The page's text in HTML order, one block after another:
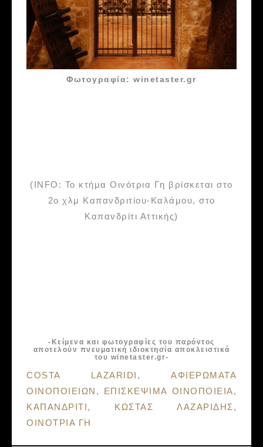
Φωτογραφία: winetaster.gr
(INFO: Το κτήμα Οινότρια Γη βρίσκεται στο
2ο χλμ Καπανδριτίου-Καλάμου, στο
Καπανδρίτι Αττικής)
-Κείμενα και φωτογραφίες του παρόντος
αποτελούν πνευματική ιδιοκτησία αποκλειστικά
του winetaster.gr-
Tags:
COSTA LAZARIDI , ΑΦΙΕΡΩΜΑΤΑ
ΟΙΝΟΠΟΙΕΙΩΝ , ΕΠΙΣΚΕΨΙΜΑ ΟΙΝΟΠΟΙΕΙΑ,
ΚΑΠΑΝΔΡΙΤΙ, ΚΩΣΤΑΣ ΛΑΖΑΡΙΔΗΣ,
ΟΙΝΟΤΡΙΑ ΓΗ